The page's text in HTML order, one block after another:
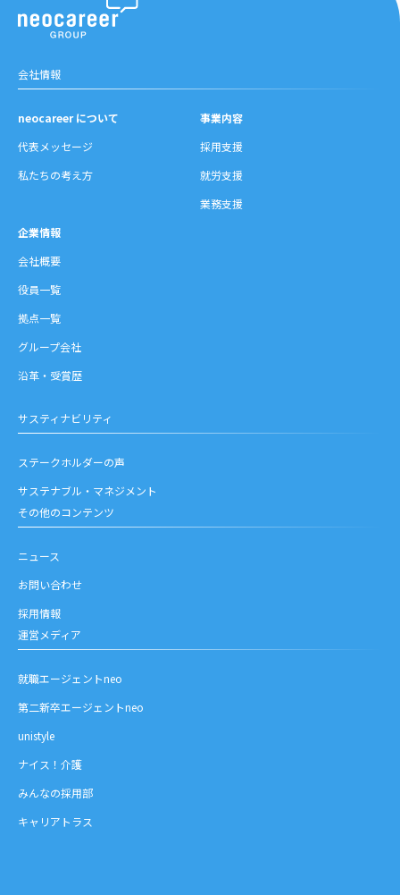
会社情報
neocareer について
代表メッセージ
私たちの考え方
事業内容
採用支援
就労支援
業務支援
企業情報
会社概要
役員一覧
拠点一覧
グループ会社
沿革・受賞歴
サスティナビリティ
ステークホルダーの声
サステナブル・マネジメント
その他のコンテンツ
ニュース
お問い合わせ
採用情報
運営メディア
就職エージェントneo
第二新卒エージェントneo
unistyle
ナイス！介護
みんなの採用部
キャリアトラス